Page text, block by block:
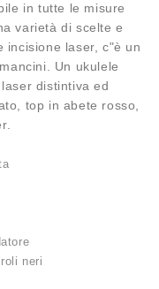
in tutte le misure
varietà di scelte e
incisione laser, c"è un
Un ukulele
distintiva ed
top in abete rosso,
neri